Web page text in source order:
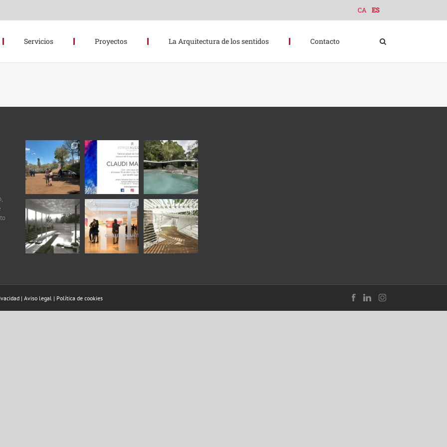
CA ES
Servicios Proyectos La Arquitectura de los sentidos Contacto
| Aviso legal | Política de cookies